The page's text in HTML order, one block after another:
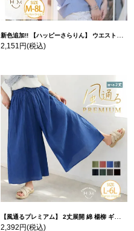
新色追加!! 【ハッピーさらりん】 ウエストタック入り スッキリ魅せ コクーントップス | 大きいサイズの通販ならハッピーマリリン
2,151円(税込)
【風通るプレミアム】 2丈展開 綿 楊柳 ギャザー フレア スカンツ 【ウェストゴム】 | 大きいサイズの通販ならハッピーマリリン
2,392円(税込)